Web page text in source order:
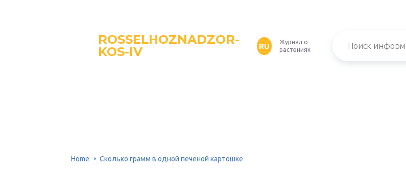
ROSSELHOZNADZOR-
KOS-IV
RU
Журнал о
растениях
Home Сколько грамм в одной печеной картошке